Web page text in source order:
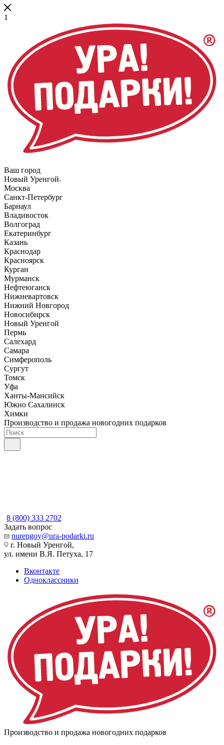
1
Ваш город
Новый Уренгой
Москва
Санкт-Петербург
Барнаул
Владивосток
Волгоград
Екатеринбург
Казань
Краснодар
Красноярск
Курган
Мурманск
Нефтеюганск
Нижневартовск
Нижний Новгород
Новосибирск
Новый Уренгой
Пермь
Салехард
Самара
Симферополь
Сургут
Томск
Уфа
Ханты-Мансийск
Южно Сахалинск
Химки
Производство и продажа новогодних подарков
8 (800) 333 2702
Задать вопрос
nurengoy@ura-podarki.ru
г. Новый Уренгой,
ул. имени В.Я. Петуха, 17
Вконтакте
Одноклассники
Производство и продажа новогодних подарков